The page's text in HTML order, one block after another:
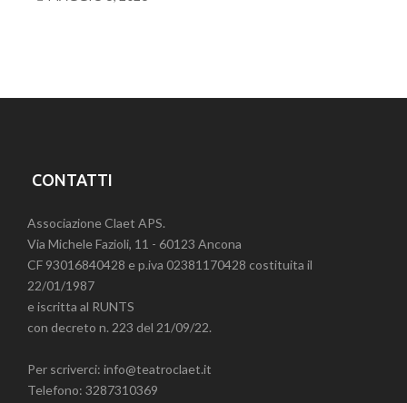
CONTATTI
Associazione Claet APS.
Via Michele Fazioli, 11 - 60123 Ancona
CF 93016840428 e p.iva 02381170428 costituita il
22/01/1987
e iscritta al RUNTS
con decreto n. 223 del 21/09/22.
Per scriverci: info@teatroclaet.it
Telefono: 3287310369